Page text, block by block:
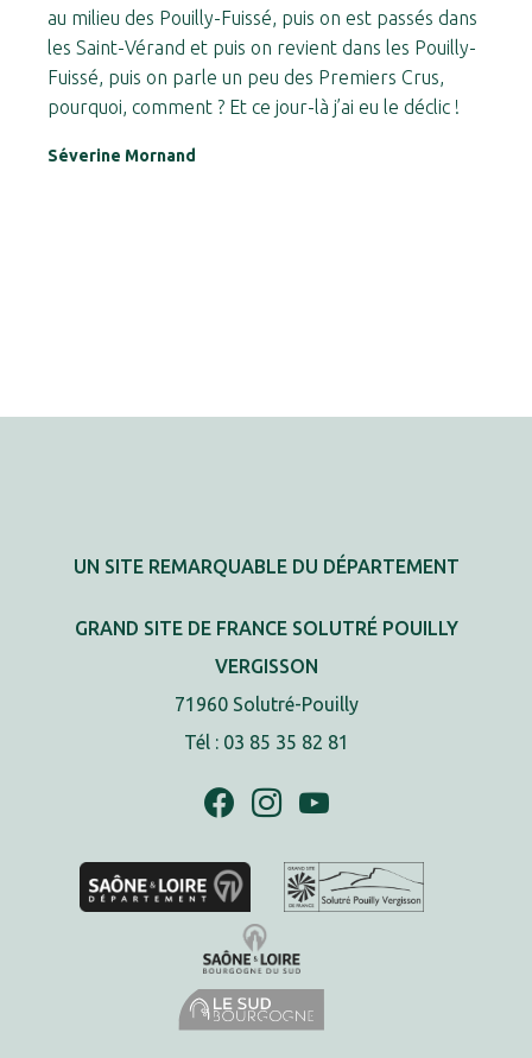
au milieu des Pouilly-Fuissé, puis on est passés dans
les Saint-Vérand et puis on revient dans les Pouilly-
Fuissé, puis on parle un peu des Premiers Crus,
pourquoi, comment ? Et ce jour-là j’ai eu le déclic !
Séverine Mornand
UN SITE REMARQUABLE DU DÉPARTEMENT
GRAND SITE DE FRANCE SOLUTRÉ POUILLY
VERGISSON
71960 Solutré-Pouilly
Tél : 03 85 35 82 81